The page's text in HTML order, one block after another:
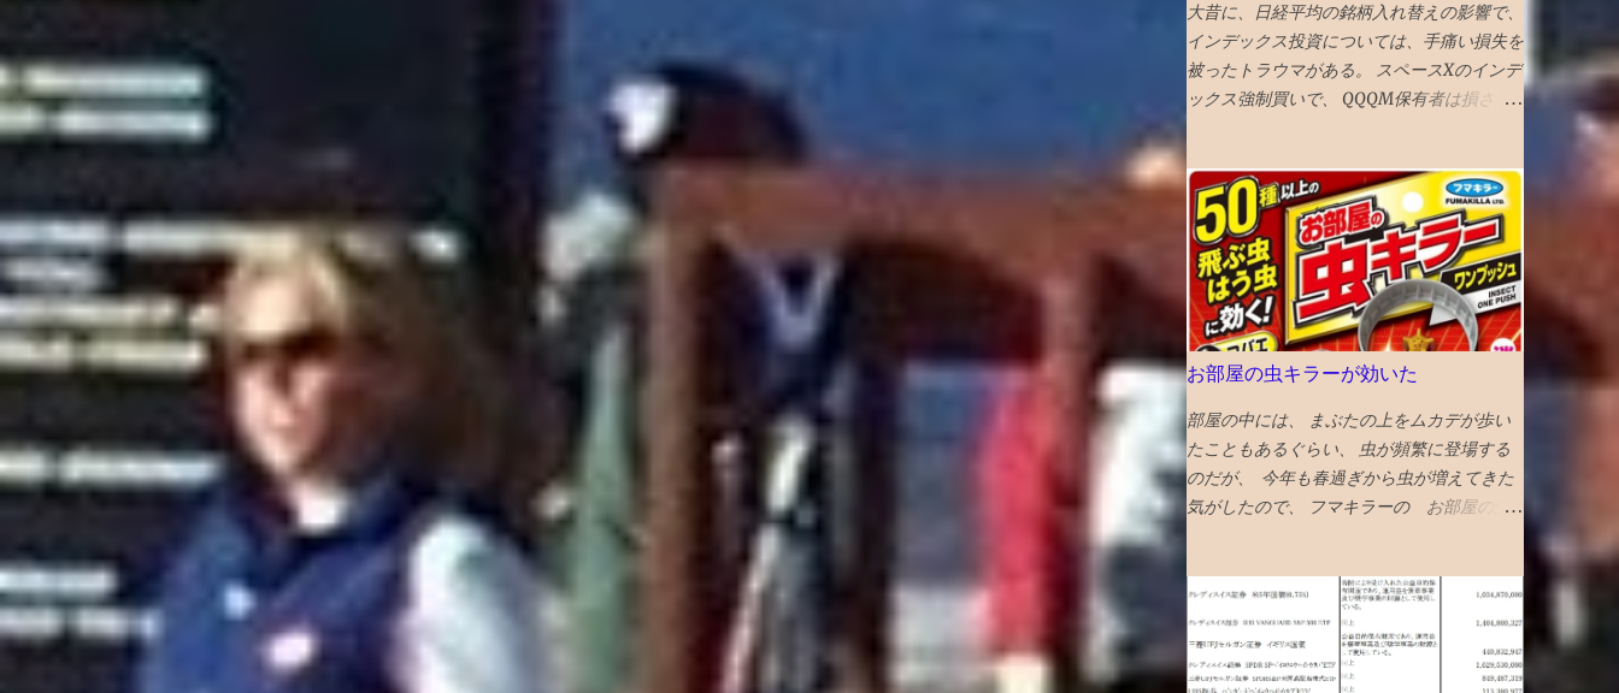
うです。 継続が重要です。
した 年をとってくると移植に使えなくな
り、噛み合わせに役立っていない親知らずの
利用価値も低下してくるので、将来的にはさ
らに削るとか、抜歯に至るのもやむを得ない
と考えれば、 段差をなくすために、歯を削
るのもそんなに侵襲性が高い措置でもなくな
ってくる ので、１ミリぐらい親知らずを削
ってもらい、手前の奥歯との段差をなくした
２食ほど食べてみたが、挟まらなくなった
成功♪ なお、段差無くす作戦がダメだった
ら、 次策は周囲を削って被せ物をして隙間
を無くすという処置、 それでもダメになっ
たら抜歯処置 という選択肢があるとのこと
大昔に、日経平均の銘柄入れ替えの影響で、
インデックス投資については、手痛い損失を
被ったトラウマがある。 スペースXのインデ
ックス強制買いで、 QQQM保有者は損させ
られるのではないかと不安が募り、 対策を
考えた。 先にスペースXを買って、強制買い
の効果を打ち消そうと思い、 待機資金で購
入。ついでに、もっと買いたくなり、売却銘
柄を思慮 NISAのベイルを損切り・手放すこ
とにした とりあえず、税金も手数料も払わ
ずにすむのが、心理的に銘柄入れ替えにやさ
しい し、上昇の見込みも薄いので。 が、
６％ぐらいの高配当株なので、全売却の勇気
もない。NISAだし。 VTIとラッセル1000は6
月1９日 オルカンは6月2６日 ナスダック100
は7月6日 に強制買いが起きると思われる 今
３％の浮動株が６％になるロックアップ解除
の90日以内には、半分は売り 浮動株２０％
ぱりナスダック１００の強制買いの日に全売
却しよう。 引けの３０分の前に１割。３０
分の前半後半で各４割。ひけなりで１割。
がいいと、AIがアドバイスしてくる。 その
お部屋の虫キラーが効いた
部屋の中には、 まぶたの上をムカデが歩い
たこともあるぐらい、 虫が頻繁に登場する
のだが、 今年も春過ぎから虫が増えてきた
気がしたので、 フマキラーの お部屋の虫
効いている 千円以上とちょいと高めだが、
この三週間ぐらいの体感で、クモやコバエな
どの虫が減っている 今日はムカデが死んで
いた